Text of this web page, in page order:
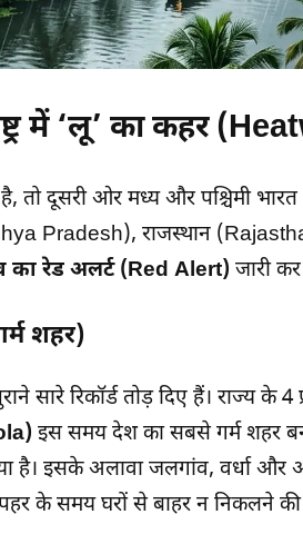
में ‘लू’ का कहर
दूसरी ओर मध्य और पश्चिमी
Pradesh), राजस्थान
का रेड अलर्ट (Red Alert) जारी
शहर)
सारे रिकॉर्ड तोड़ दिए हैं। राज्य के
इस समय देश का सबसे गर्म शहर
है। इसके अलावा जलगांव, वर्धा और
के समय घरों से बाहर न निकलने की